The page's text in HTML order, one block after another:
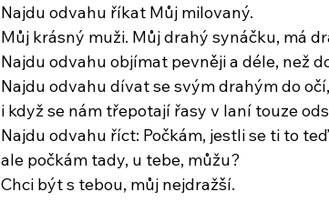
Najdu odvahu říkat Můj milovaný.
Můj krásný muži. Můj drahý synáčku, má
Najdu odvahu objímat pevněji a déle, než
Najdu odvahu dívat se svým drahým do očí,
i když se nám třepotají řasy v laní touze
Najdu odvahu říct: Počkám, jestli se ti to
ale počkám tady, u tebe, můžu?
Chci být s tebou, můj nejdražší.